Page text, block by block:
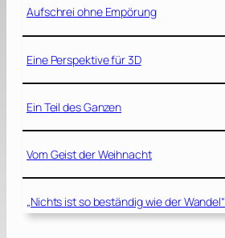
Aufschrei ohne Empörung
Eine Perspektive für 3D
Ein Teil des Ganzen
Vom Geist der Weihnacht
„Nichts ist so beständig wie der Wandel“